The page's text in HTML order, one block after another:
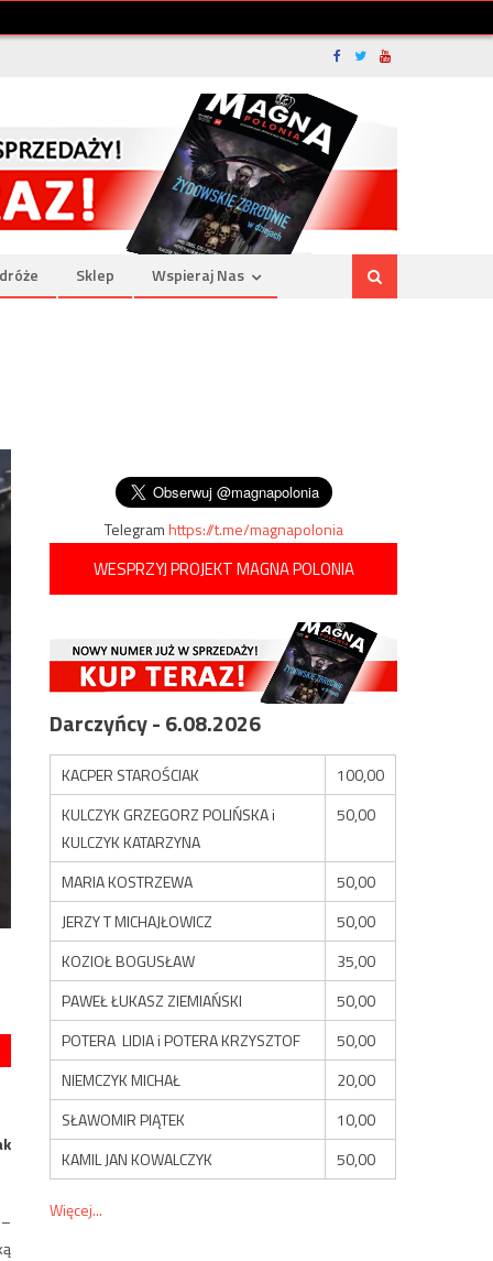
Sklep Wspieraj Nas
Telegramhttps://t.me/magnapolonia
WESPRZYJ PROJEKT MAGNA POLONIA
Darczyńcy - 6.08.2026
KACPER STAROŚCIAK
100,00
KULCZYK GRZEGORZ POLIŃSKA i
KULCZYK KATARZYNA
50,00
MARIA KOSTRZEWA
50,00
JERZY T MICHAJŁOWICZ
50,00
KOZIOŁ BOGUSŁAW
35,00
PAWEŁ ŁUKASZ ZIEMIAŃSKI
50,00
POTERA LIDIA i POTERA KRZYSZTOF
50,00
NIEMCZYK MICHAŁ
20,00
SŁAWOMIR PIĄTEK
10,00
KAMIL JAN KOWALCZYK
50,00
Więcej...